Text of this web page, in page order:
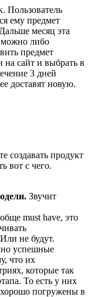
Пользователь
ему предмет
месяц эта
можно либо
предмет
на сайт и выбрать в
3 дней
доставят новую.
создавать продукт
вот с чего.
Звучит
must have, это
не будут.
успешные
что их
которые так
То есть у них
погружены в